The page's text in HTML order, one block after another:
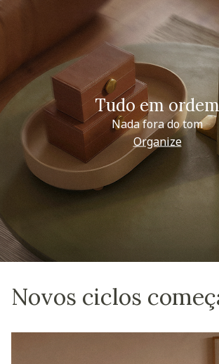
Tudo em ordem
Nada fora do tom
Organize
Novos ciclos